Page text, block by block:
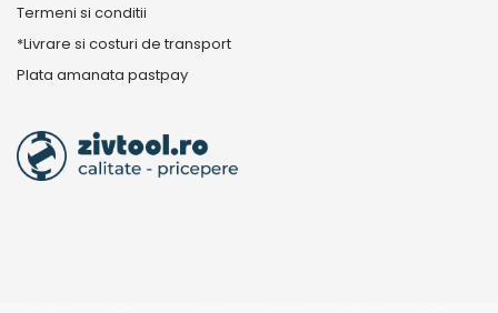
Termeni si conditii
*Livrare si costuri de transport
Plata amanata pastpay